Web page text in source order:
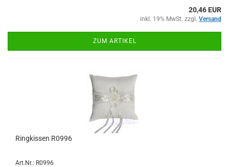
20,46 EUR
inkl. 19% MwSt. zzgl. Versand
ZUM ARTIKEL
Ringkissen R0996
Art.Nr.: R0996